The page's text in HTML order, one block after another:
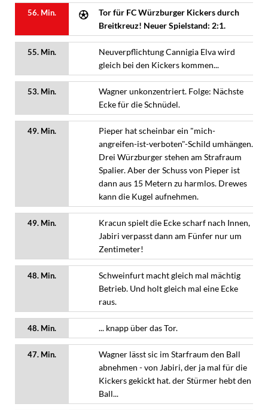
56. Min.
Tor für FC Würzburger Kickers durch
Breitkreuz! Neuer Spielstand: 2:1.
55. Min.
Neuverpflichtung Cannigia Elva wird
gleich bei den Kickers kommen...
53. Min.
Wagner unkonzentriert. Folge: Nächste
Ecke für die Schnüdel.
49. Min.
Pieper hat scheinbar ein "mich-
angreifen-ist-verboten"-Schild umhängen.
Drei Würzburger stehen am Strafraum
Spalier. Aber der Schuss von Pieper ist
dann aus 15 Metern zu harmlos. Drewes
kann die Kugel aufnehmen.
49. Min.
Kracun spielt die Ecke scharf nach Innen,
Jabiri verpasst dann am Fünfer nur um
Zentimeter!
48. Min.
Schweinfurt macht gleich mal mächtig
Betrieb. Und holt gleich mal eine Ecke
raus.
48. Min. ... knapp über das Tor.
47. Min.
Wagner lässt sic im Starfraum den Ball
abnehmen - von Jabiri, der ja mal für die
Kickers gekickt hat. der Stürmer hebt den
Ball...